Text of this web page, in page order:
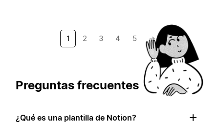
1 2 3 4 5 →
Preguntas frecuentes
¿Qué es una plantilla de Notion?